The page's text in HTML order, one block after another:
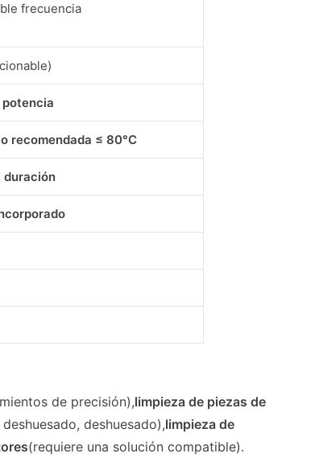
frecuencia
recomendada ≤ 80°C
duración
de precisión),limpieza de piezas de
deshuesado),limpieza de
(requiere una solución compatible).